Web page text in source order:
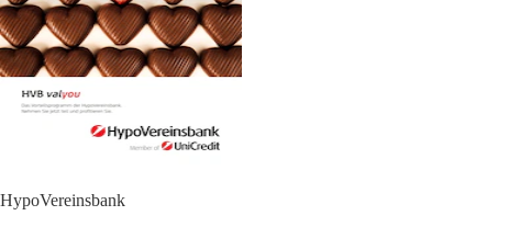
HypoVereinsbank